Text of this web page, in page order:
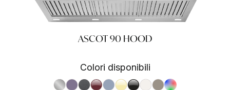
ASCOT 90 HOOD
Colori disponibili
S.Steel SS
Ametista AA
Antracite AN
Bordeaux BR
Celeste CE
Crema CR
Nero BA
Nuvola NA
Sabbia SA
RAL